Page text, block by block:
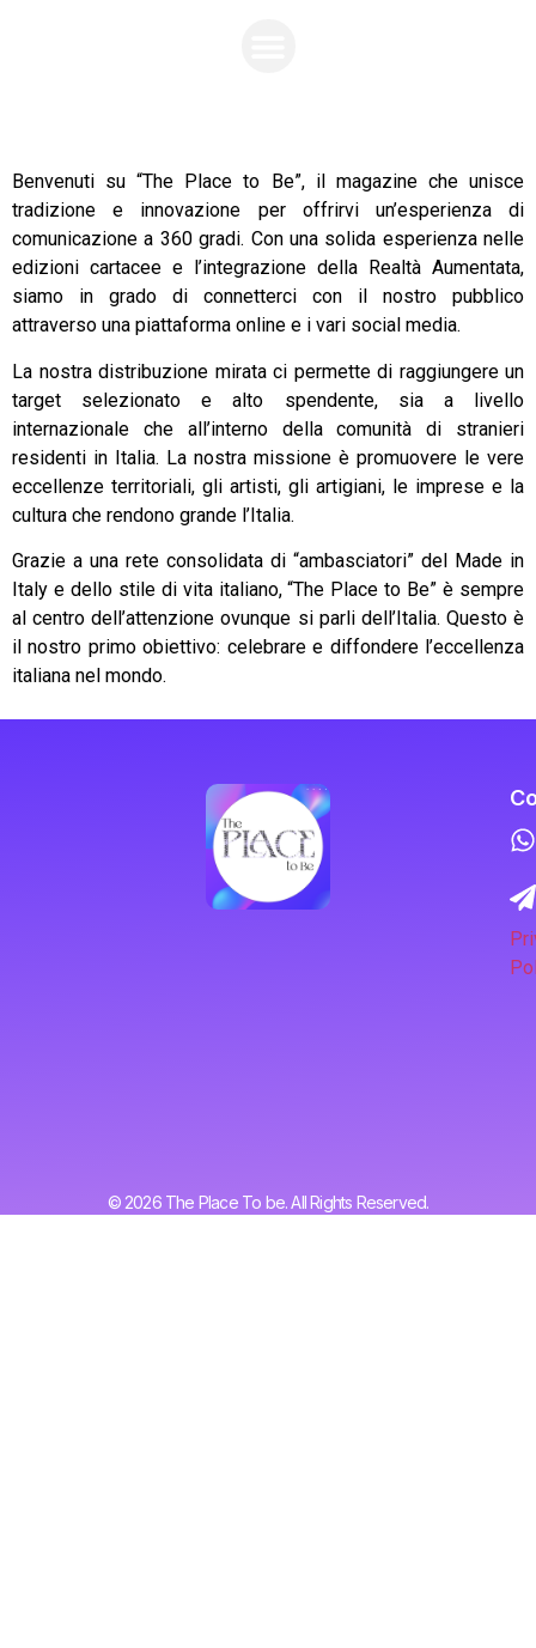
Benvenuti su “The Place to Be”, il magazine che unisce
tradizione e innovazione per offrirvi un’esperienza di
comunicazione a 360 gradi. Con una solida esperienza nelle
edizioni cartacee e l’integrazione della Realtà Aumentata,
siamo in grado di connetterci con il nostro pubblico
attraverso una piattaforma online e i vari social media.
La nostra distribuzione mirata ci permette di raggiungere un
target selezionato e alto spendente, sia a livello
internazionale che all’interno della comunità di stranieri
residenti in Italia. La nostra missione è promuovere le vere
eccellenze territoriali, gli artisti, gli artigiani, le imprese e la
cultura che rendono grande l’Italia.
Grazie a una rete consolidata di “ambasciatori” del Made in
Italy e dello stile di vita italiano, “The Place to Be” è sempre
al centro dell’attenzione ovunque si parli dell’Italia. Questo è
il nostro primo obiettivo: celebrare e diffondere l’eccellenza
italiana nel mondo.
© 2026 The Place To be. All Rights Reserved.